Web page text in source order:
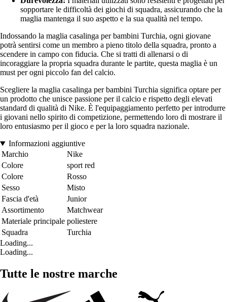
sopportare le difficoltà dei giochi di squadra, assicurando che la
maglia mantenga il suo aspetto e la sua qualità nel tempo.
Indossando la maglia casalinga per bambini Turchia, ogni giovane
potrà sentirsi come un membro a pieno titolo della squadra, pronto a
scendere in campo con fiducia. Che si tratti di allenarsi o di
incoraggiare la propria squadra durante le partite, questa maglia è un
must per ogni piccolo fan del calcio.
Scegliere la maglia casalinga per bambini Turchia significa optare per
un prodotto che unisce passione per il calcio e rispetto degli elevati
standard di qualità di Nike. È l'equipaggiamento perfetto per introdurre
i giovani nello spirito di competizione, permettendo loro di mostrare il
loro entusiasmo per il gioco e per la loro squadra nazionale.
Informazioni aggiuntive
Marchio
Nike
Colore
sport red
Colore
Rosso
Sesso
Misto
Fascia d'età
Junior
Assortimento
Matchwear
Materiale principale poliestere
Squadra
Turchia
Loading...
Loading...
Tutte le nostre marche